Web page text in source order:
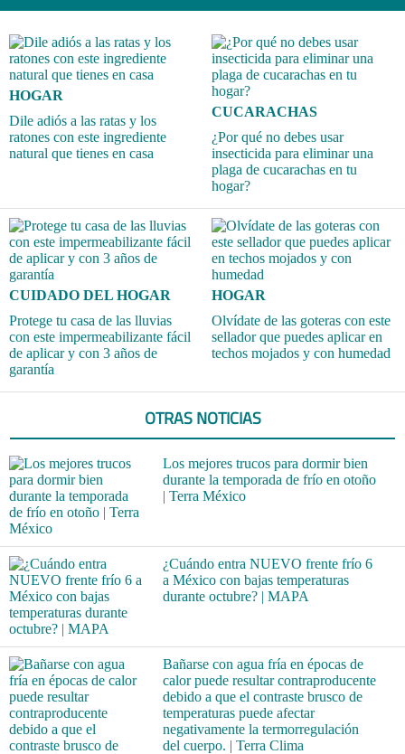
HOGAR
Dile adiós a las ratas y los
ratones con este ingrediente
natural que tienes en casa
CUCARACHAS
¿Por qué no debes usar
insecticida para eliminar una
plaga de cucarachas en tu
hogar?
CUIDADO DEL HOGAR
Protege tu casa de las lluvias
con este impermeabilizante fácil
de aplicar y con 3 años de
garantía
HOGAR
Olvídate de las goteras con este
sellador que puedes aplicar en
techos mojados y con humedad
OTRAS NOTICIAS
Los mejores trucos para dormir bien
durante la temporada de frío en otoño
| Terra México
¿Cuándo entra NUEVO frente frío 6
a México con bajas temperaturas
durante octubre? | MAPA
Bañarse con agua fría en épocas de
calor puede resultar contraproducente
debido a que el contraste brusco de
temperaturas puede afectar
negativamente la termorregulación
del cuerpo. | Terra Clima